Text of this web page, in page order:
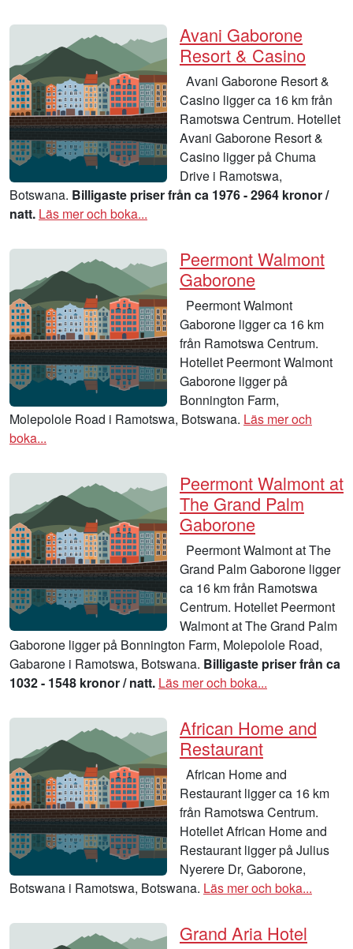
Avani Gaborone
Resort & Casino
Avani Gaborone Resort &
Casino ligger ca 16 km från
Ramotswa Centrum. Hotellet
Avani Gaborone Resort &
Casino ligger på Chuma
Drive i Ramotswa,
Botswana. Billigaste priser från ca 1976 - 2964 kronor /
natt. Läs mer och boka...
Peermont Walmont
Gaborone
Peermont Walmont
Gaborone ligger ca 16 km
från Ramotswa Centrum.
Hotellet Peermont Walmont
Gaborone ligger på
Bonnington Farm,
Molepolole Road i Ramotswa, Botswana. Läs mer och
boka...
Peermont Walmont at
The Grand Palm
Gaborone
Peermont Walmont at The
Grand Palm Gaborone ligger
ca 16 km från Ramotswa
Centrum. Hotellet Peermont
Walmont at The Grand Palm
Gaborone ligger på Bonnington Farm, Molepolole Road,
Gabarone i Ramotswa, Botswana. Billigaste priser från ca
1032 - 1548 kronor / natt. Läs mer och boka...
African Home and
Restaurant
African Home and
Restaurant ligger ca 16 km
från Ramotswa Centrum.
Hotellet African Home and
Restaurant ligger på Julius
Nyerere Dr, Gaborone,
Botswana i Ramotswa, Botswana. Läs mer och boka...
Grand Aria Hotel